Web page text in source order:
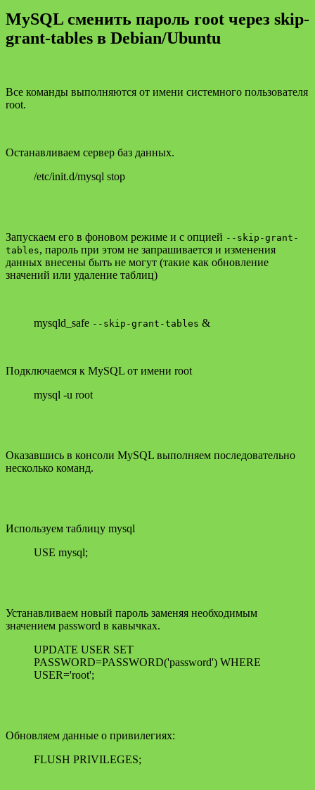
MySQL сменить пароль root через skip-
grant-tables в Debian/Ubuntu
Все команды выполняются от имени системного пользователя
root.
Останавливаем сервер баз данных.
/etc/init.d/mysql stop
Запускаем его в фоновом режиме и с опцией --skip-grant-
tables, пароль при этом не запрашивается и изменения
данных внесены быть не могут (такие как обновление
значений или удаление таблиц)
mysqld_safe --skip-grant-tables &
Подключаемся к MySQL от имени root
mysql -u root
Оказавшись в консоли MySQL выполняем последовательно
несколько команд.
Используем таблицу mysql
USE mysql;
Устанавливаем новый пароль заменяя необходимым
значением password в кавычках.
UPDATE USER SET
PASSWORD=PASSWORD('password') WHERE
USER='root';
Обновляем данные о привилегиях:
FLUSH PRIVILEGES;